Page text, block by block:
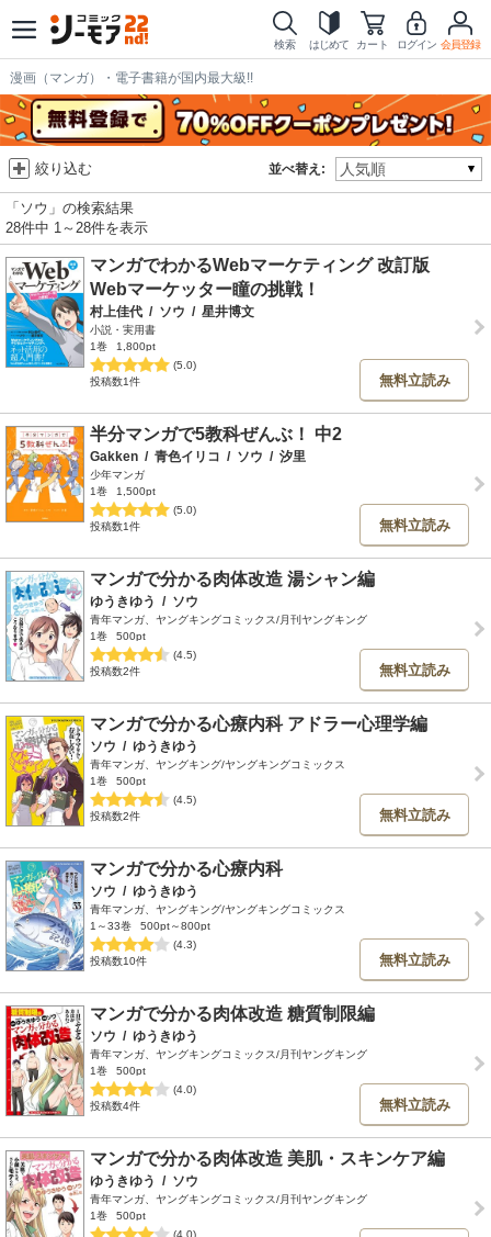
検索 はじめて カート ログイン 会員登録
漫画（マンガ）・電子書籍が国内最大級!!
並べ替え:
絞り込む
「ソウ」の検索結果
28件中 1～28件を表示
マンガでわかるWebマーケティング 改訂版
Webマーケッター瞳の挑戦！
村上佳代 / ソウ / 星井博文
小説・実用書
1巻
1,800pt
(5.0)
投稿数1件
無料立読み
半分マンガで5教科ぜんぶ！ 中2
Gakken / 青色イリコ / ソウ / 汐里
少年マンガ
1巻
1,500pt
(5.0)
投稿数1件
無料立読み
マンガで分かる肉体改造 湯シャン編
ゆうきゆう / ソウ
青年マンガ、ヤングキングコミックス/月刊ヤングキング
1巻
500pt
(4.5)
投稿数2件
無料立読み
マンガで分かる心療内科 アドラー心理学編
ソウ / ゆうきゆう
青年マンガ、ヤングキング/ヤングキングコミックス
1巻
500pt
(4.5)
投稿数2件
無料立読み
マンガで分かる心療内科
ソウ / ゆうきゆう
青年マンガ、ヤングキング/ヤングキングコミックス
1～33巻
500pt～800pt
(4.3)
投稿数10件
無料立読み
マンガで分かる肉体改造 糖質制限編
ソウ / ゆうきゆう
青年マンガ、ヤングキングコミックス/月刊ヤングキング
1巻
500pt
(4.0)
投稿数4件
無料立読み
マンガで分かる肉体改造 美肌・スキンケア編
ゆうきゆう / ソウ
青年マンガ、ヤングキングコミックス/月刊ヤングキング
1巻
500pt
(4.0)